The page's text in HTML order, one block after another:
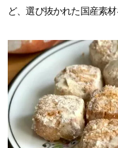
ど、選び抜かれた国産素